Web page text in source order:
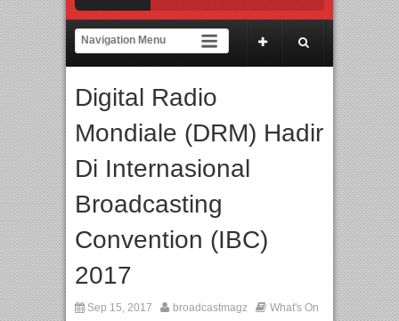
Gerbang Inovasi dan Peluang Bisnis Industri Gifts dan Housewares Asia
Perpaduan Warisan Dan Semangat Lokal, BIRKENSTOCK INDONESIA
Jakarta dengan Ribuan Mainan dan Produk Bayi dari Seluruh Dunia,
Digital Radio
Mondiale (DRM) Hadir
Di Internasional
Broadcasting
Convention (IBC)
2017
Sep 15, 2017 broadcastmagz What's On